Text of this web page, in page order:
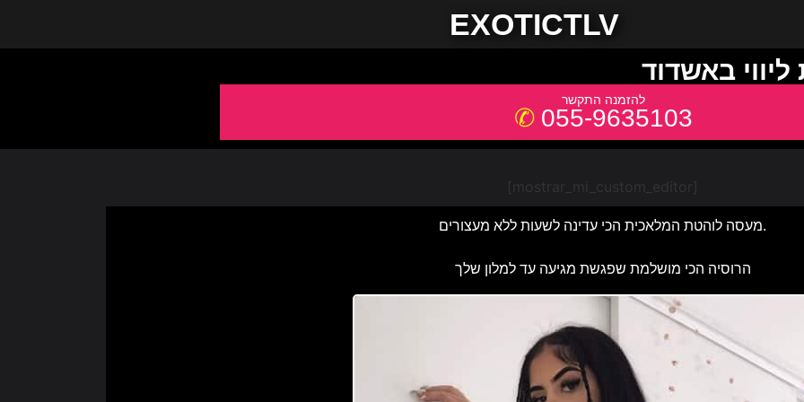
EXOTICTLV
באשדוד
055-9635103
[mostrar_mi_custom_editor]
מעסה לוהטת המלאכית הכי עדינה לשעות ללא מעצורים.
הרוסיה הכי מושלמת שפגשת מגיעה עד למלון שלך